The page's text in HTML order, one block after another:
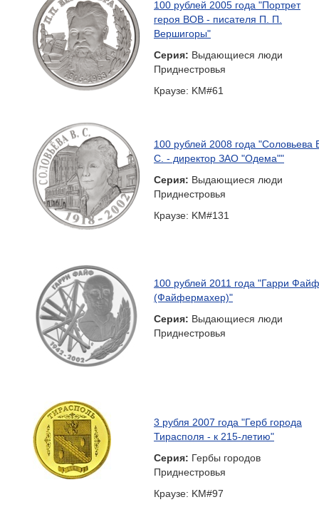
100 рублей 2005 года "Портрет
героя ВОВ - писателя П. П.
Вершигоры"
Серия: Выдающиеся люди
Приднестровья
Краузе: KM#61
100 рублей 2008 года "Соловьева
С. - директор ЗАО "Одема""
Серия: Выдающиеся люди
Приднестровья
Краузе: KM#131
100 рублей 2011 года "Гарри Файф
(Файфермахер)"
Серия: Выдающиеся люди
Приднестровья
3 рубля 2007 года "Герб города
Тирасполя - к 215-летию"
Серия: Гербы городов
Приднестровья
Краузе: KM#97